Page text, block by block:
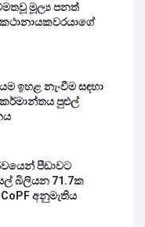
මූල්‍ය පනත්
ඉහළ නැංවීම සඳහා
කර්මාන්තය පුළුල්
පීඩාවට
බිලියන 71.7ක
අනුමැතිය